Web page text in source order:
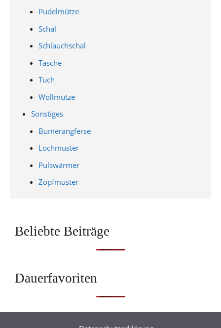
Pudelmütze
Schal
Schlauchschal
Tasche
Tuch
Wollmütze
Sonstiges
Bumerangferse
Lochmuster
Pulswärmer
Zopfmuster
Beliebte Beiträge
Dauerfavoriten